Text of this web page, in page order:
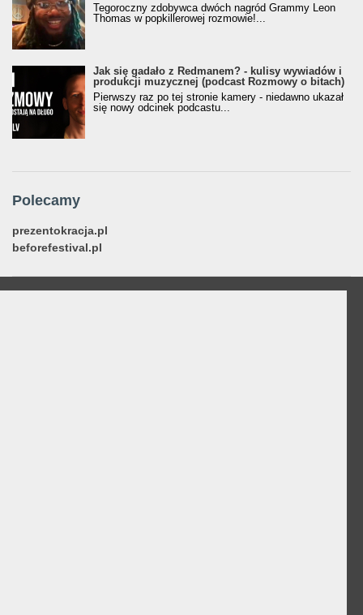
Tegoroczny zdobywca dwóch nagród Grammy Leon
Thomas w popkillerowej rozmowie!...
Jak się gadało z Redmanem? - kulisy wywiadów i
produkcji muzycznej (podcast Rozmowy o bitach)
Pierwszy raz po tej stronie kamery - niedawno ukazał
się nowy odcinek podcastu...
Polecamy
prezentokracja.pl
beforefestival.pl